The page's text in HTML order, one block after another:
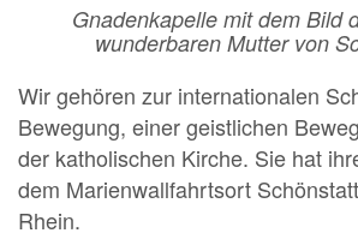
Gnadenkapelle mit dem Bild
wunderbaren Mutter von
Wir gehören zur internationalen
Bewegung, einer geistlichen
der katholischen Kirche. Sie hat
dem Marienwallfahrtsort
Rhein.